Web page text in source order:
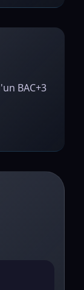
BAC+3